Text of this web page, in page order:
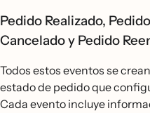
Pedido Realizado,
Cancelado y Pedido
Todos estos eventos se
estado de pedido que
Cada evento incluye